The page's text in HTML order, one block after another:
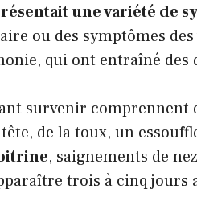
une variété de
ou des symptômes
qui ont entraîné des
survenir comprennent
de la toux, un
, saignements de
trois à cinq jours